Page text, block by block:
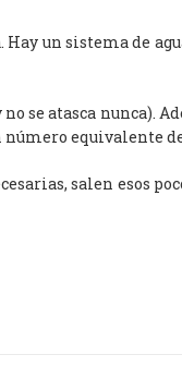
un sistema de
se atasca nunca).
número equivalente
salen esos